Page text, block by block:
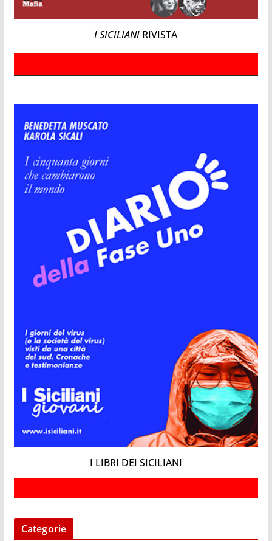
I SICILIANI RIVISTA
I LIBRI DEI SICILIANI
Categorie